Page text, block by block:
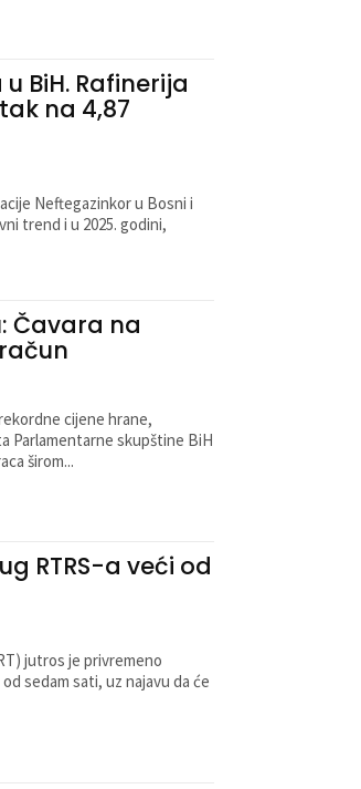
BiH. Rafinerija
na 4,87
Neftegazinkor u Bosni i
trend i u 2025. godini,
Čavara na
cijene hrane,
Parlamentarne skupštine BiH
širom...
RTRS-a veći od
jutros je privremeno
sedam sati, uz najavu da će